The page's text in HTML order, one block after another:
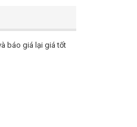
báo giá lại giá tốt